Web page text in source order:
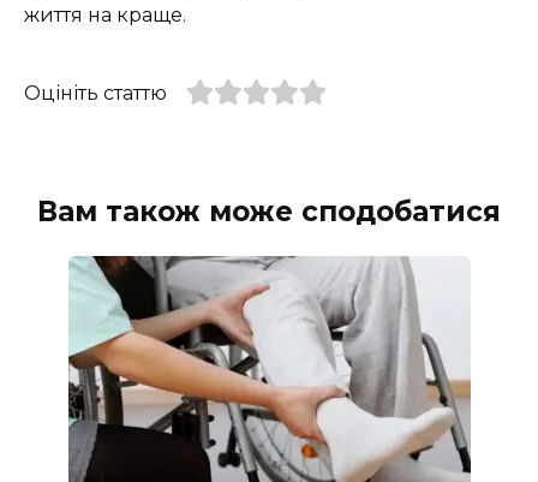
життя на краще.
Оцініть статтю
Вам також може сподобатися